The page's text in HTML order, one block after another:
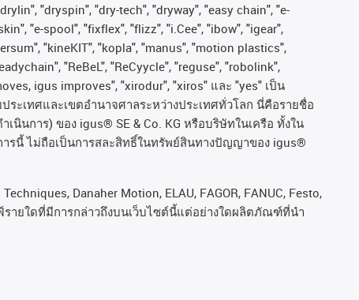
"dryspin", "dry-tech", "dryway", "easy chain", "e-
"e-spool", "fixflex", "flizz", "i.Cee", "ibow", "igear",
"kineKIT", "kopla", "manus", "motion plastics",
"ReBeL", "ReCyycle", "reguse", "robolink",
igus improves", "xirodur", "xiros" และ "yes" เป็น
ระเทศและเขตอํานาจศาลระหว่างประเทศทั่วโลก นี่คือรายชื่อ
เนินการ) ของ igus® SE & Co. KG หรือบริษัทในเครือ ทั้งใน
รนี้ไม่ถือเป็นการสละสิทธิ์ในทรัพย์สินทางปัญญาของ igus®
Danaher Motion, ELAU, FAGOR, FANUC, Festo,
ฟ์รายใดที่มีการกล่าวถึงบนเว็บไซต์นี้แต่อย่างใดผลิตภัณฑ์ที่นํา